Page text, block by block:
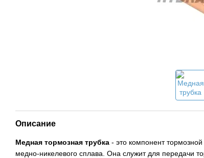
Описание
Медная тормозная трубка - это компонент
медно-никелевого сплава. Она служит для передачи